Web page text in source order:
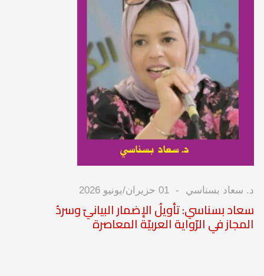
د. سعاد بسناسي 01 حزيران/يونيو 2026
سعاد بسناسي: تأويلُ الإضمار البيانيّ وسردُ
المجاز في الرّواية العربيّة المعاصرة